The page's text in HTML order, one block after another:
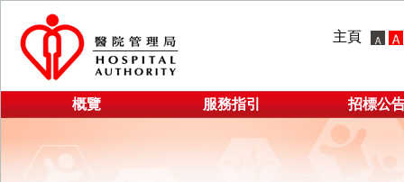
主頁
概覽 服務指引 招標公